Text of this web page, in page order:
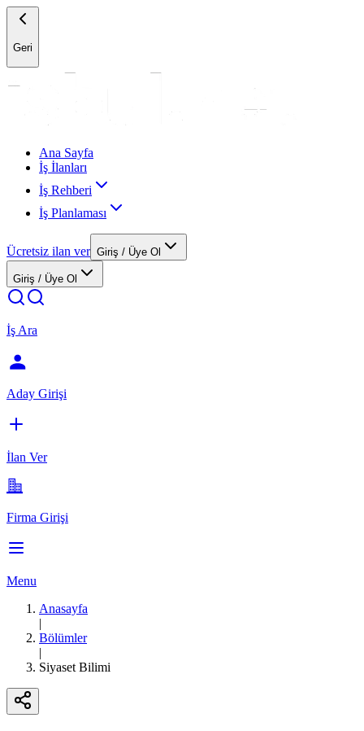
Geri
Ana Sayfa
İş İlanları
İş Rehberi
İş Planlaması
Ücretsiz ilan ver Giriş / Üye Ol
Giriş / Üye Ol
İş Ara
Aday Girişi
İlan Ver
Firma Girişi
Menu
Anasayfa
|
Bölümler
|
Siyaset Bilimi